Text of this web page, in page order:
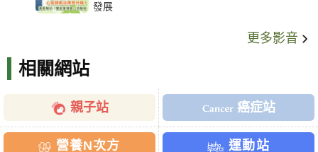
發展
更多影音
相關網站
親子站 癌症站
營養N次方 運動站